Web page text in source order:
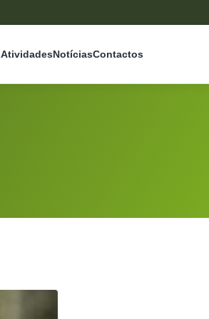
AtividadesNotíciasContactos